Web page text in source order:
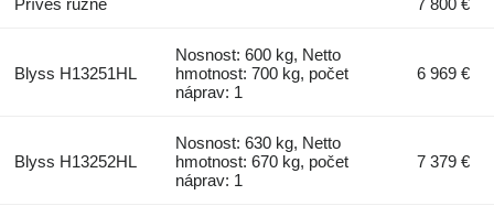
Blyss H13251HL
Nosnost: 600 kg, Netto
hmotnost: 700 kg, počet
náprav: 1
6 969 €
Blyss H13252HL
Nosnost: 630 kg, Netto
hmotnost: 670 kg, počet
náprav: 1
7 379 €